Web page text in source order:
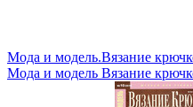
Мода и модель.Вязание
Мода и модель Вязание